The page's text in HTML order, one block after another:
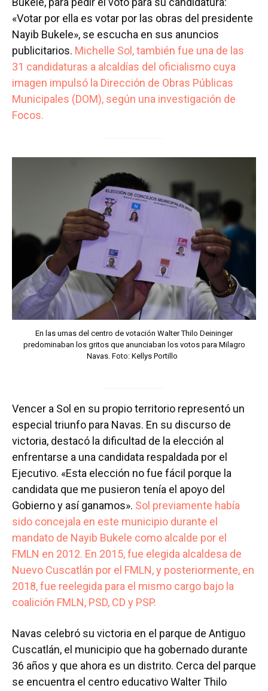
«Votar por ella es votar por las obras del presidente
Nayib Bukele», se escucha en sus anuncios
publicitarios. Michelle Sol, también fue una de las
31 candidaturas a alcaldías del oficialismo cuya
imagen impulsó la Dirección de Obras Públicas
Municipales (DOM), según una investigación de
Focos.
En las urnas del centro de votación Walter Thilo Deininger
predominaban los gritos que anunciaban los votos para Milagro
Navas. Foto: Kellys Portillo
Vencer a Sol en su propio territorio representó un
especial triunfo para Navas. En su discurso de
victoria, destacó la dificultad de la elección al
enfrentarse a una candidata respaldada por el
Ejecutivo. «Esta elección no fue fácil porque la
candidata que me pusieron tenía el apoyo del
Gobierno y así ganamos». Sol previamente había
sido concejala en este municipio durante el
mandato de Nayib Bukele como alcalde por el
FMLN en 2012. En 2015, fue elegida alcaldesa de
Nuevo Cuscatlán por el FMLN, y posteriormente, en
2018, fue reelegida para el mismo cargo bajo la
coalición FMLN, PSD, CD y PSP.
Navas celebró su victoria en el parque de Antiguo
Cuscatlán, el municipio que ha gobernado durante
36 años y que ahora es un distrito. Cerca del parque
se encuentra el centro educativo Walter Thilo